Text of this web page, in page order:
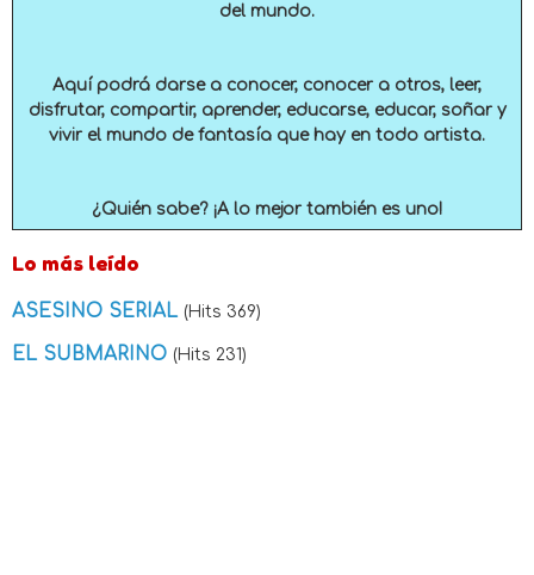
del mundo.
Aquí podrá darse a conocer, conocer a otros, leer,
disfrutar, compartir, aprender, educarse, educar, soñar y
vivir el mundo de fantasía que hay en todo artista.
¿Quién sabe? ¡A lo mejor también es uno!
Lo más leído
ASESINO SERIAL (Hits 369)
EL SUBMARINO (Hits 231)